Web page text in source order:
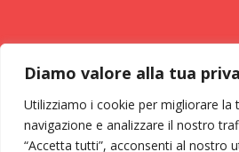
Diamo valore alla tua
Utilizziamo i cookie per migliorare la
navigazione e analizzare il nostro
“Accetta tutti”, acconsenti al nostro